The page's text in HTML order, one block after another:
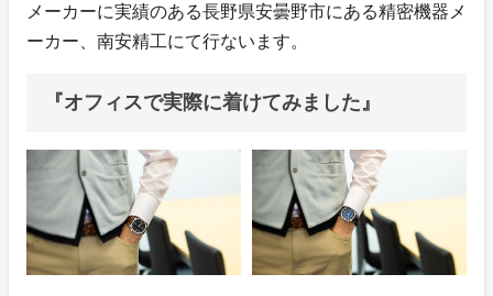
メーカーに実績のある長野県安曇野市にある精密機器メ
ーカー、南安精工にて行ないます。
『オフィスで実際に着けてみました』